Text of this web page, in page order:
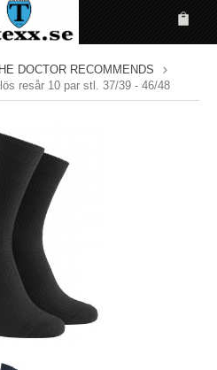
DOCTOR RECOMMENDS
resår 10 par stl. 37/39 - 46/48